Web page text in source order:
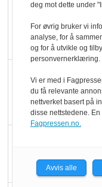
deg mot dette under
For øvrig bruker vi
analyse, for å
og for å utvikle og
personvernerklæring.
Vi er med i
du få relevante
nettverket basert på
disse nettstedene.
Fagpressen.no.
Avvis alle